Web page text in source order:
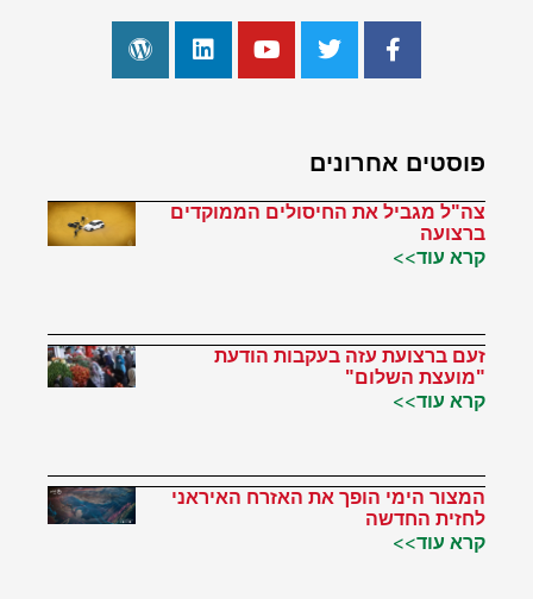
פוסטים אחרונים
צה"ל מגביל את החיסולים הממוקדים
ברצועה
קרא עוד>>
זעם ברצועת עזה בעקבות הודעת
"מועצת השלום"
קרא עוד>>
המצור הימי הופך את האזרח האיראני
לחזית החדשה
קרא עוד>>